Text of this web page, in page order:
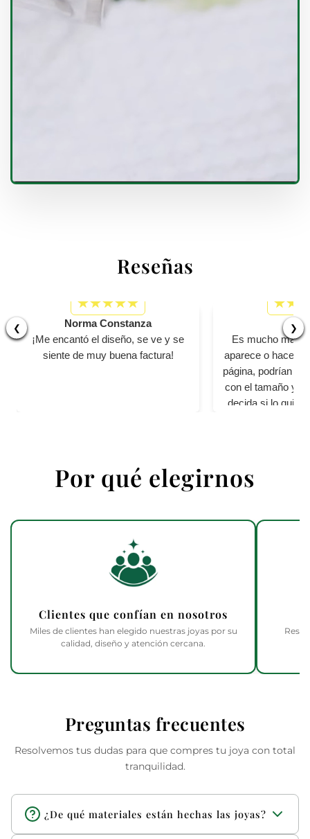
Reseñas
❮ ❯
Norma Constanza
¡Me encantó el diseño, se ve y se
siente de muy buena factura!
Es mucho más
aparece o hacen
página, podrían
con el tamaño y
decida si lo
Por qué elegirnos
Clientes que confían en nosotros
Miles de clientes han elegido nuestras joyas por su
calidad, diseño y atención cercana.
Preguntas frecuentes
Resolvemos tus dudas para que compres tu joya con total
tranquilidad.
¿De qué materiales están hechas las joyas?